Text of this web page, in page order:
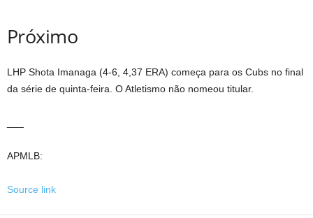
Próximo
LHP Shota Imanaga (4-6, 4,37 ERA) começa para os Cubs no final
da série de quinta-feira. O Atletismo não nomeou titular.
APMLB:
Source link